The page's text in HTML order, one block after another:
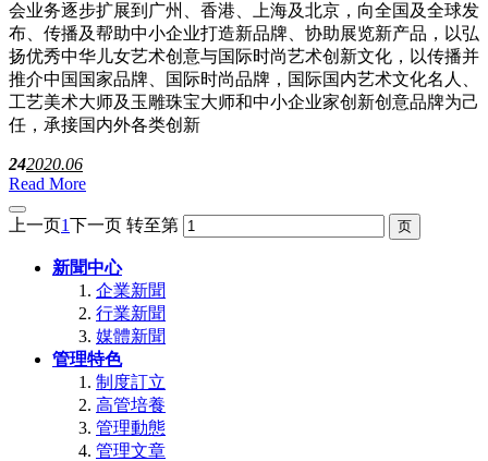
会业务逐步扩展到广州、香港、上海及北京，向全国及全球发
布、传播及帮助中小企业打造新品牌、协助展览新产品，以弘
扬优秀中华儿女艺术创意与国际时尚艺术创新文化，以传播并
推介中国国家品牌、国际时尚品牌，国际国内艺术文化名人、
工艺美术大师及玉雕珠宝大师和中小企业家创新创意品牌为己
任，承接国内外各类创新
242020.06
Read More
上一页1下一页 转至第
新聞中心
企業新聞
行業新聞
媒體新聞
管理特色
制度訂立
高管培養
管理動態
管理文章